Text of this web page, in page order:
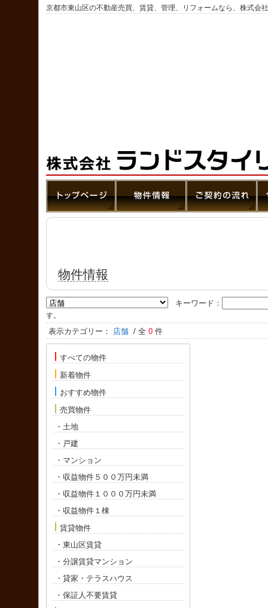
京都市東山区の不動産売買、賃貸、管理、リフォームなら、株式会
物件情報
キーワード：
す。
表示カテゴリー： 店舗 / 全 0 件
すべての物件
新着物件
おすすめ物件
売買物件
・土地
・戸建
・マンション
・収益物件５００万円未満
・収益物件１０００万円未満
・収益物件１棟
賃貸物件
・東山区賃貸
・分譲賃貸マンション
・貸家・テラスハウス
・保証人不要賃貸